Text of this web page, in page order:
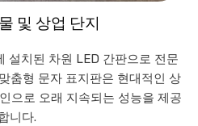
및 상업 단지
설치된 차원 LED 간판으로 전문
춤형 문자 표지판은 현대적인 상
으로 오래 지속되는 성능을 제공
니다.